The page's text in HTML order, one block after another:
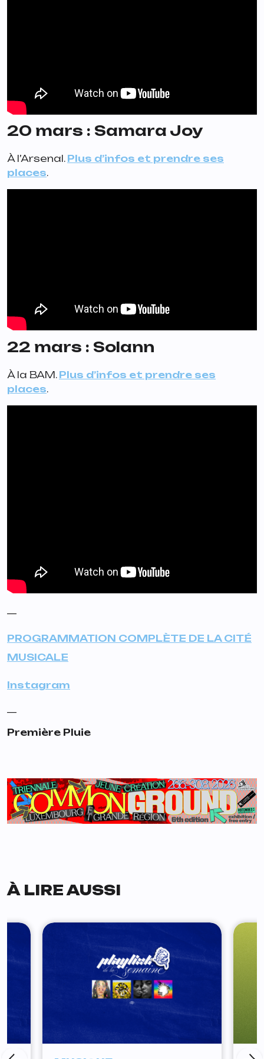
20 mars : Samara Joy
À l’Arsenal. Plus d’infos et prendre ses
places.
22 mars : Solann
À la BAM. Plus d’infos et prendre ses
places.
PROGRAMMATION COMPLÈTE DE LA CITÉ
MUSICALE
Instagram
Première Pluie
À LIRE AUSSI